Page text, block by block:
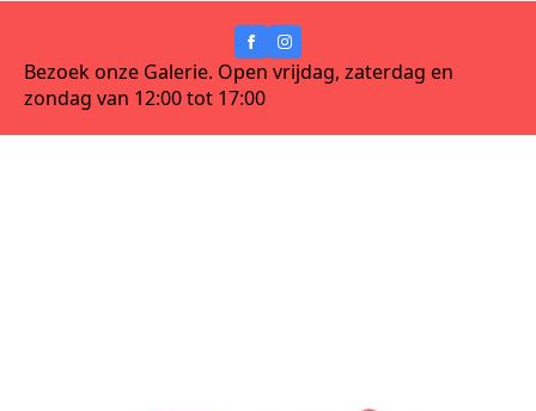
Bezoek onze Galerie. Open vrijdag, zaterdag en
zondag van 12:00 tot 17:00